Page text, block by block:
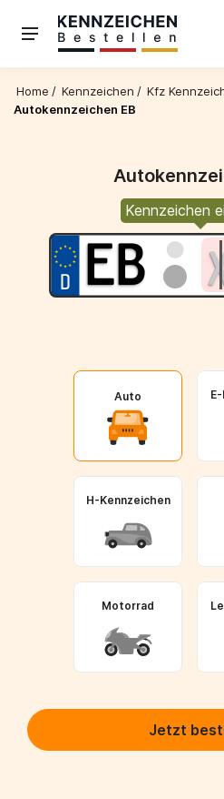
Home / Kennzeichen / Kfz
Autokennzeichen EB
Kennzeichen
Auto
H-Kennzeichen
Motorrad
Jetzt